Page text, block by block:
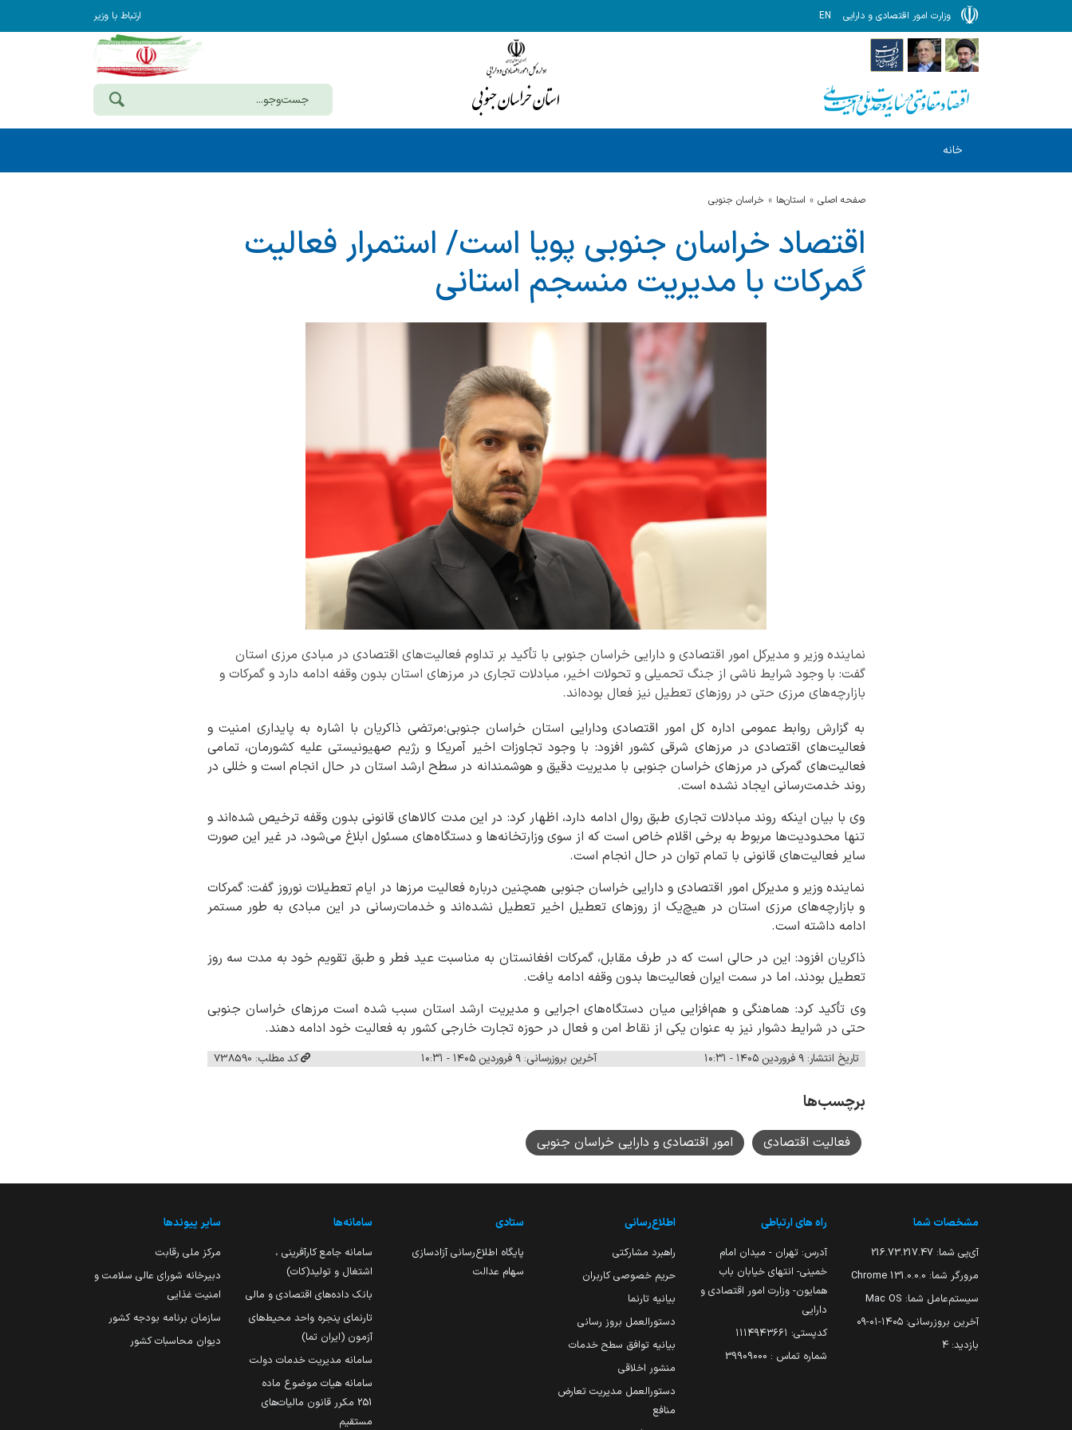
وزارت امور اقتصادی و دارایی EN ارتباط با وزیر
خانه
صفحه اصلی استان‌ها خراسان جنوبي
اقتصاد خراسان جنوبی پویا است/ استمرار فعالیت
گمرکات با مدیریت منسجم استانی
نماینده وزیر و مدیرکل امور اقتصادی و دارایی خراسان جنوبی با تأکید بر تداوم فعالیت‌های اقتصادی در مبادی مرزی استان
گفت: با وجود شرایط ناشی از جنگ تحمیلی و تحولات اخیر، مبادلات تجاری در مرزهای استان بدون وقفه ادامه دارد و گمرکات و
بازارچه‌های مرزی حتی در روزهای تعطیل نیز فعال بوده‌اند.
به گزارش روابط عمومی اداره کل امور اقتصادی ودارایی استان خراسان جنوبی؛مرتضی ذاکریان با اشاره به پایداری امنیت و
فعالیت‌های اقتصادی در مرزهای شرقی کشور افزود: با وجود تجاوزات اخیر آمریکا و رژیم صهیونیستی علیه کشورمان، تمامی
فعالیت‌های گمرکی در مرزهای خراسان جنوبی با مدیریت دقیق و هوشمندانه در سطح ارشد استان در حال انجام است و خللی در
روند خدمت‌رسانی ایجاد نشده است.
وی با بیان اینکه روند مبادلات تجاری طبق روال ادامه دارد، اظهار کرد: در این مدت کالاهای قانونی بدون وقفه ترخیص شده‌اند و
تنها محدودیت‌ها مربوط به برخی اقلام خاص است که از سوی وزارتخانه‌ها و دستگاه‌های مسئول ابلاغ می‌شود، در غیر این صورت
سایر فعالیت‌های قانونی با تمام توان در حال انجام است.
نماینده وزیر و مدیرکل امور اقتصادی و دارایی خراسان جنوبی همچنین درباره فعالیت مرزها در ایام تعطیلات نوروز گفت: گمرکات
و بازارچه‌های مرزی استان در هیچ‌یک از روزهای تعطیل اخیر تعطیل نشده‌اند و خدمات‌رسانی در این مبادی به طور مستمر
ادامه داشته است.
ذاکریان افزود: این در حالی است که در طرف مقابل، گمرکات افغانستان به مناسبت عید فطر و طبق تقویم خود به مدت سه روز
تعطیل بودند، اما در سمت ایران فعالیت‌ها بدون وقفه ادامه یافت.
وی تأکید کرد: هماهنگی و هم‌افزایی میان دستگاه‌های اجرایی و مدیریت ارشد استان سبب شده است مرزهای خراسان جنوبی
حتی در شرایط دشوار نیز به عنوان یکی از نقاط امن و فعال در حوزه تجارت خارجی کشور به فعالیت خود ادامه دهند.
تاریخ انتشار: ۹ فروردین ۱۴۰۵ - ۱۰:۳۱ آخرین بروزرسانی: ۹ فروردین ۱۴۰۵ - ۱۰:۳۱ کد مطلب: 738590
برچسب‌ها
فعالیت اقتصادی امور اقتصادی و دارایی خراسان جنوبی
مشخصات شما
آی‌پی شما: 216.73.217.47
مرورگر شما: 131.0.0.0 Chrome
سیستم‌عامل شما: Mac OS
آخرین بروزرسانی: ۱۴۰۵-۰۱-۰۹
بازدید: 4
راه های ارتباطی
آدرس: تهران - میدان امام
خمینی- انتهای خیابان باب
همایون- وزارت امور اقتصادی و
دارایی
کدپستی: ۱۱۱۴۹۴۳۶۶۱
شماره تماس : 39909000
اطلاع‌رسانی
راهبرد مشارکتی
حریم خصوصی کاربران
بیانیه تارنما
دستورالعمل بروز رسانی
بیانیه توافق سطح خدمات
منشور اخلاقی
دستورالعمل مدیریت تعارض
منافع
ستادی
پایگاه اطلاع‌رسانی آزادسازی
سهام عدالت
سامانه‌ها
سامانه جامع کارآفرینی ،
اشتغال و تولید(کات)
بانک داده‌های اقتصادی و مالی
تارنمای پنجره واحد محیط‌های
آزمون (ایران تما)
سامانه مدیریت خدمات دولت
سامانه هیات موضوع ماده
251 مکرر قانون مالیات‌های
مستقیم
سایر پیوندها
مرکز ملی رقابت
دبیرخانه شورای عالی سلامت و
امنیت غذایی
سازمان برنامه بودجه کشور
دیوان محاسبات کشور